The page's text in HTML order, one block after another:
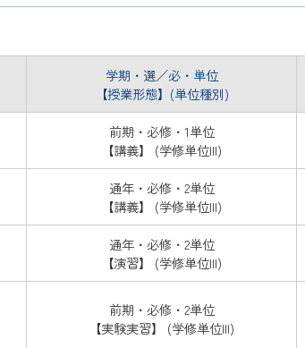
学期・選／必・単位
【授業形態】(単位種別)
前期・必修・1単位
【講義】 (学修単位III)
通年・必修・2単位
【講義】 (学修単位III)
通年・必修・2単位
【演習】 (学修単位III)
前期・必修・2単位
【実験実習】 (学修単位III)